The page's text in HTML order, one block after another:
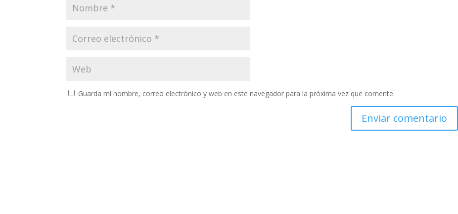
Guarda mi nombre, correo electrónico y web en este navegador para la próxima vez que comente.